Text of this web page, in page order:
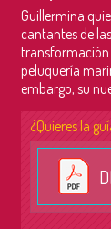
Guillermina
cantantes de
transformación
peluquería
embargo, su
¿Quieres la